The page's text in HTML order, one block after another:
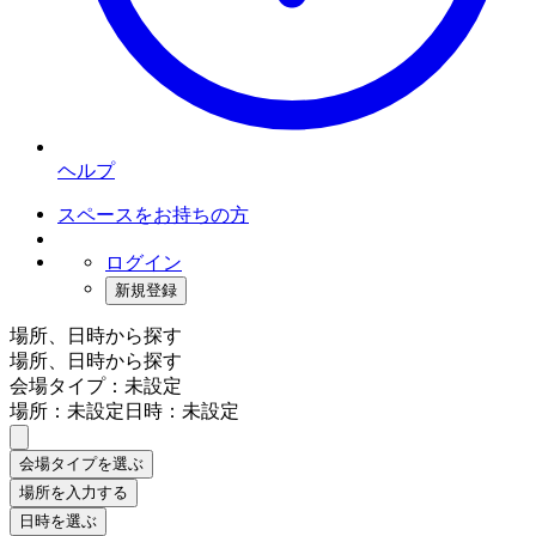
ヘルプ
スペースをお持ちの方
ログイン
新規登録
場所、日時から探す
場所、日時から探す
会場タイプ：未設定
場所：未設定日時：未設定
会場タイプを選ぶ
場所を入力する
日時を選ぶ